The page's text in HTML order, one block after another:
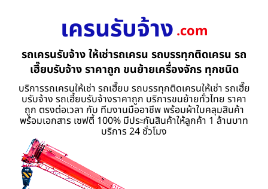
เครนรับจ้าง .com
รถเครนรับจ้าง ให้เช่ารถเครน รถบรรทุกติดเครน รถ
เฮี๊ยบรับจ้าง ราคาถูก ขนย้ายเครื่องจักร ทุกชนิด
บริการรถเครนให้เช่า รถเฮี๊ยบ รถบรรทุกติดเครนให้เช่า รถเฮี๊ย
บรับจ้าง รถเฮี้ยบรับจ้างราคาถูก บริการขนย้ายทั่วไทย ราคา
ถูก ตรงต่อเวลา กับ ทีมงานมืออาชีพ พร้อมผ้าใบคลุมสินค้า
พร้อมเอกสาร เซฟตี้ 100% มีประกันสินค้าให้ลูกค้า 1 ล้านบาท
บริการ 24 ชั่วโมง